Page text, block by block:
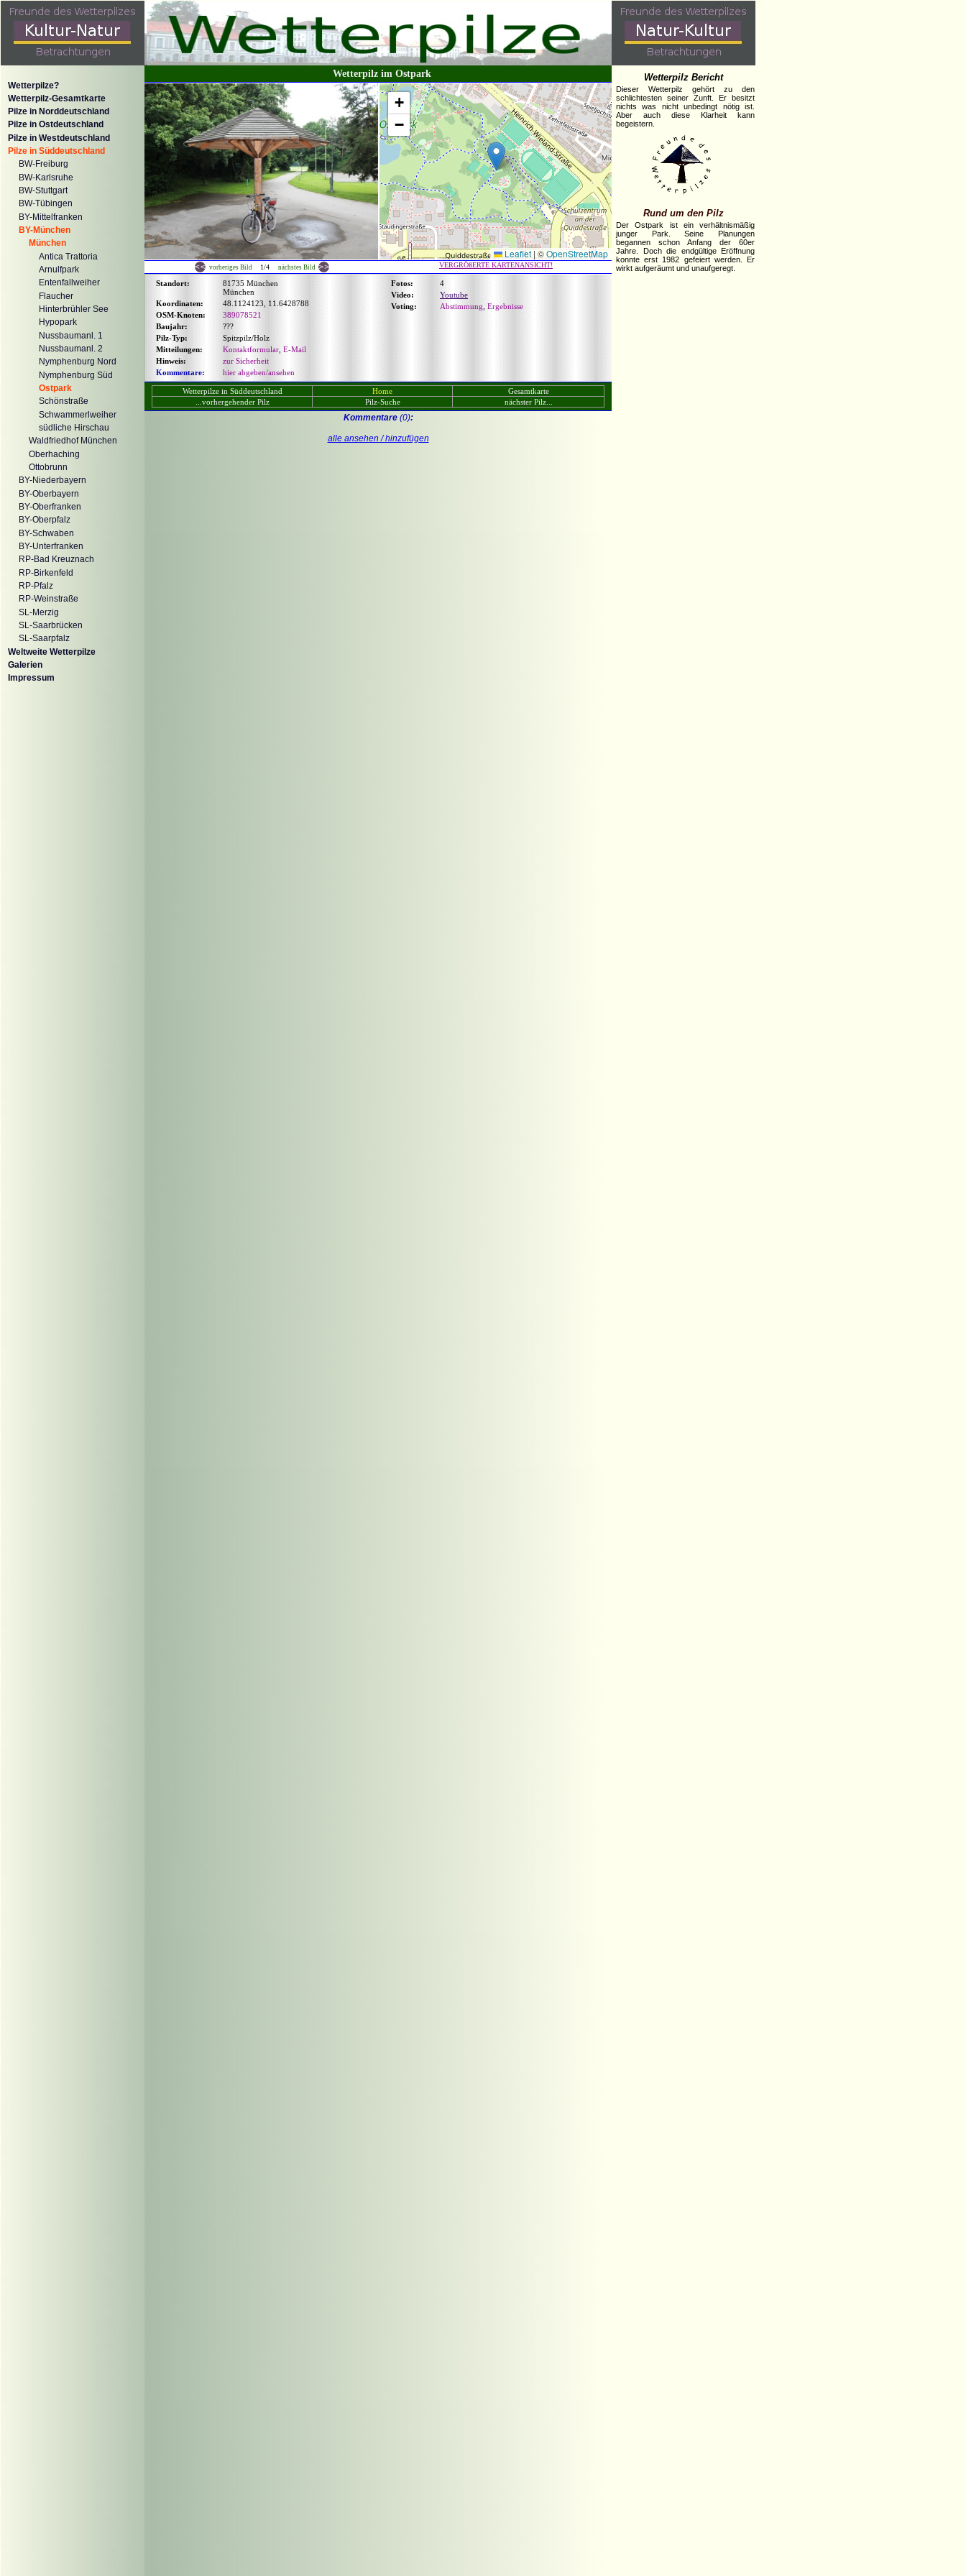
Wetterpilze?
Wetterpilz-Gesamtkarte
Pilze in Norddeutschland
Pilze in Ostdeutschland
Pilze in Westdeutschland
Pilze in Süddeutschland
BW-Freiburg
BW-Karlsruhe
BW-Stuttgart
BW-Tübingen
BY-Mittelfranken
BY-München
München
Antica Trattoria
Arnulfpark
Entenfallweiher
Flaucher
Hinterbrühler See
Hypopark
Nussbaumanl. 1
Nussbaumanl. 2
Nymphenburg Nord
Nymphenburg Süd
Ostpark
Schönstraße
Schwammerlweiher
südliche Hirschau
Waldfriedhof München
Oberhaching
Ottobrunn
BY-Niederbayern
BY-Oberbayern
BY-Oberfranken
BY-Oberpfalz
BY-Schwaben
BY-Unterfranken
RP-Bad Kreuznach
RP-Birkenfeld
RP-Pfalz
RP-Weinstraße
SL-Merzig
SL-Saarbrücken
SL-Saarpfalz
Weltweite Wetterpilze
Galerien
Impressum
Wetterpilz im Ostpark
+
−
Leaflet | ©OpenStreetMap
vorheriges Bild 1/4 nächstes Bild VERGRÖßERTE KARTENANSICHT!
Standort:
81735 München
München
Koordinaten:
48.1124123, 11.6428788
OSM-Knoten:
389078521
Baujahr:
???
Pilz-Typ:
Spitzpilz/Holz
Mitteilungen:
Kontaktformular E-Mail
Hinweis:
zur Sicherheit
Kommentare:
hier abgeben/ansehen
Fotos:
4
Video:
Youtube
Voting:
Abstimmung Ergebnisse
Wetterpilze in Süddeutschland Home
Gesamtkarte
...vorhergehender Pilz
Pilz-Suche nächster Pilz...
Kommentare(0):
alle ansehen / hinzufügen
Wetterpilz Bericht
Dieser Wetterpilz gehört zu den
schlichtesten seiner Zunft. Er besitzt
nichts was nicht unbedingt nötig ist.
Aber auch diese Klarheit kann
begeistern.
Rund um den Pilz
Der Ostpark ist ein verhältnismäßig
junger Park. Seine Planungen
begannen schon Anfang der 60er
Jahre. Doch die endgültige Eröffnung
konnte erst 1982 gefeiert werden. Er
wirkt aufgeräumt und unaufgeregt.